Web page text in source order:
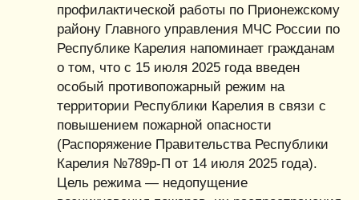
профилактической работы по Прионежскому
району Главного управления МЧС России по
Республике Карелия напоминает гражданам
о том, что с 15 июля 2025 года введен
особый противопожарный режим на
территории Республики Карелия в связи с
повышением пожарной опасности
(Распоряжение Правительства Республики
Карелия №789р-П от 14 июля 2025 года).
Цель режима — недопущение